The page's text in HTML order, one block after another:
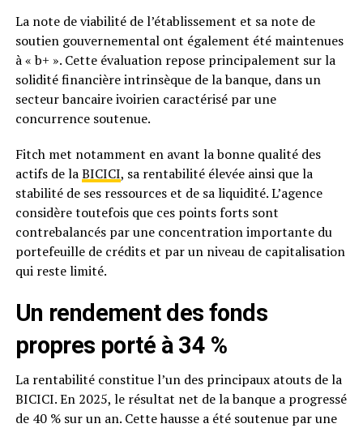
La note de viabilité de l’établissement et sa note de
soutien gouvernemental ont également été maintenues
à « b+ ». Cette évaluation repose principalement sur la
solidité financière intrinsèque de la banque, dans un
secteur bancaire ivoirien caractérisé par une
concurrence soutenue.
Fitch met notamment en avant la bonne qualité des
actifs de laBICICI, sa rentabilité élevée ainsi que la
stabilité de ses ressources et de sa liquidité. L’agence
considère toutefois que ces points forts sont
contrebalancés par une concentration importante du
portefeuille de crédits et par un niveau de capitalisation
qui reste limité.
Un rendement des fonds
propres porté à 34 %
La rentabilité constitue l’un des principaux atouts de la
BICICI. En 2025, le résultat net de la banque a progressé
de 40 % sur un an. Cette hausse a été soutenue par une